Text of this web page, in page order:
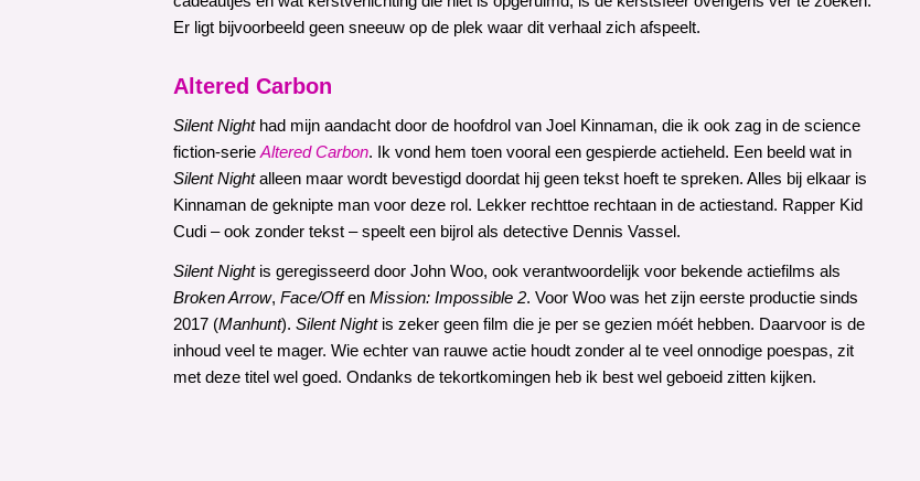
Er ligt bijvoorbeeld geen sneeuw op de plek waar dit verhaal zich afspeelt.
Altered Carbon
Silent Nighthad mijn aandacht door de hoofdrol van Joel Kinnaman, die ik ook zag in de science
fiction-serie Altered Carbon. Ik vond hem toen vooral een gespierde actieheld. Een beeld wat in
Silent Nightalleen maar wordt bevestigd doordat hij geen tekst hoeft te spreken. Alles bij elkaar is
Kinnaman de geknipte man voor deze rol. Lekker rechttoe rechtaan in de actiestand. Rapper Kid
Cudi – ook zonder tekst – speelt een bijrol als detective Dennis Vassel.
Silent Nightis geregisseerd door John Woo, ook verantwoordelijk voor bekende actiefilms als
Broken Arrow, Face/Offen Mission: Impossible 2. Voor Woo was het zijn eerste productie sinds
2017 (Manhunt). Silent Nightis zeker geen film die je per se gezien móét hebben. Daarvoor is de
inhoud veel te mager. Wie echter van rauwe actie houdt zonder al te veel onnodige poespas, zit
met deze titel wel goed. Ondanks de tekortkomingen heb ik best wel geboeid zitten kijken.